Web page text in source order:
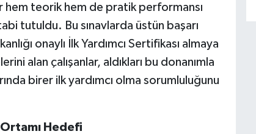
hem teorik hem de pratik performansı
tutuldu. Bu sınavlarda üstün başarı
onaylı İlk Yardımcı Sertifikası almaya
alan çalışanlar, aldıkları bu donanımla
birer ilk yardımcı olma sorumluluğunu
Ortamı Hedefi